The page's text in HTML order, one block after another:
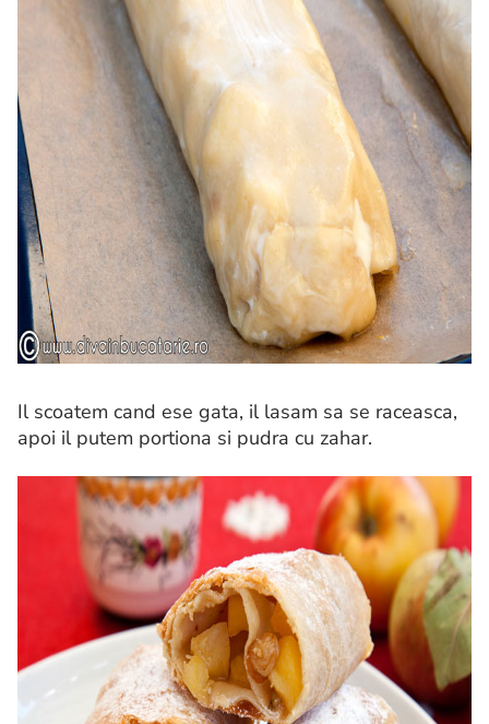
Il scoatem cand ese gata, il lasam sa se raceasca,
apoi il putem portiona si pudra cu zahar.